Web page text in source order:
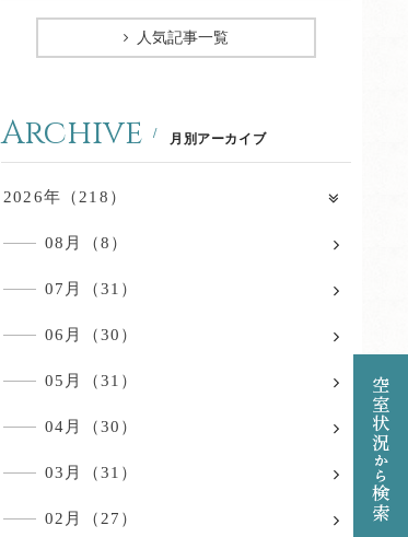
人気記事一覧
Archive 月別アーカイブ
2026年（218）
08月（8）
07月（31）
06月（30）
05月（31）
04月（30）
03月（31）
02月（27）